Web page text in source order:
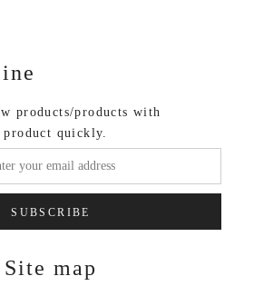
products/products with
quickly.
SUBSCRIBE
Site map